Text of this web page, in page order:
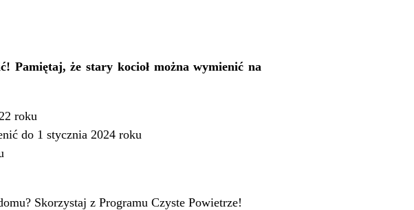
Pamiętaj, że stary kocioł można wymienić na
roku
do 1 stycznia 2024 roku
Skorzystaj z Programu Czyste Powietrze!